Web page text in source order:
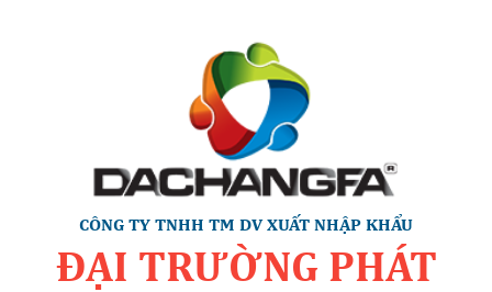
CÔNG TY TNHH TM DV XUẤT NHẬP KHẨU
ĐẠI TRƯỜNG PHÁT